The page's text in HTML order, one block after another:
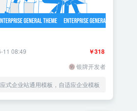
￥318
11 08:49
银牌开发者
式企业站通用模板，自适应企业模板